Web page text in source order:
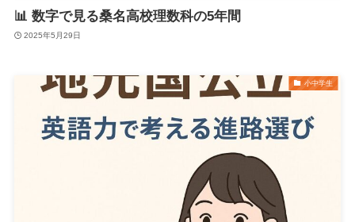
📊 数字で見る桑名高校理数科の5年間
2025年5月29日
小中学生